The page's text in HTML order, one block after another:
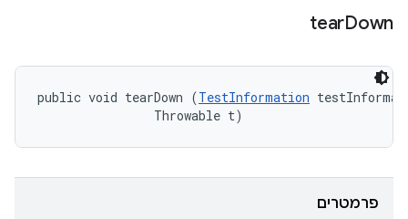
tearDown
public void tearDown (TestInformation
                Throwable t)
פרמטרים